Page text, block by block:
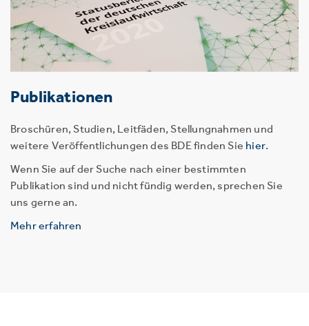
Publikationen
Broschüren, Studien, Leitfäden, Stellungnahmen und
weitere Veröffentlichungen des BDE finden Sie hier.
Wenn Sie auf der Suche nach einer bestimmten
Publikation sind und nicht fündig werden, sprechen Sie
uns gerne an.
Mehr erfahren